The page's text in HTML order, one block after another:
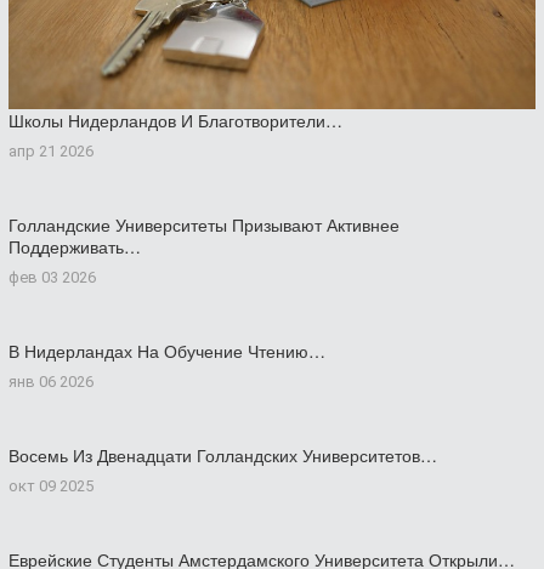
Школы Нидерландов И Благотворители…
апр 21 2026
Голландские Университеты Призывают Активнее
Поддерживать…
фев 03 2026
В Нидерландах На Обучение Чтению…
янв 06 2026
Восемь Из Двенадцати Голландских Университетов…
окт 09 2025
Еврейские Студенты Амстердамского Университета Открыли…